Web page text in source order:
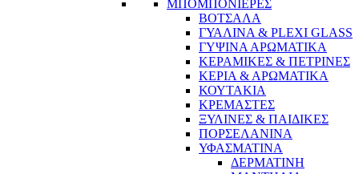
ΜΠΟΜΠΟΝΙΕΡΕΣ
ΒΟΤΣΑΛΑ
ΓΥΑΛΙΝΑ & PLEXI GLASS
ΓΥΨΙΝΑ ΑΡΩΜΑΤΙΚΑ
ΚΕΡΑΜΙΚΕΣ & ΠΕΤΡΙΝΕΣ
ΚΕΡΙΑ & ΑΡΩΜΑΤΙΚΑ
ΚΟΥΤΑΚΙΑ
ΚΡΕΜΑΣΤΕΣ
ΞΥΛΙΝΕΣ & ΠΑΙΔΙΚΕΣ
ΠΟΡΣΕΛΑΝΙΝΑ
ΥΦΑΣΜΑΤΙΝA
ΔΕΡΜΑΤΙΝΗ